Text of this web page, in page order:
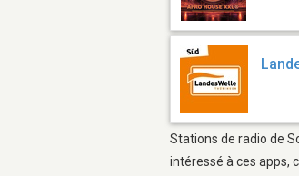
Stations de radio de
intéressé à ces apps,